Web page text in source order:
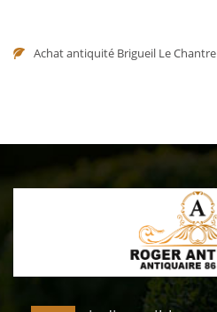
Achat antiquité Brigueil Le Chantre